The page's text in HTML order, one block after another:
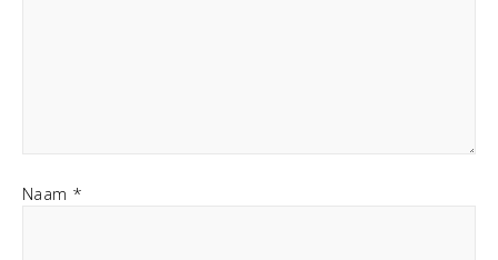
Naam *